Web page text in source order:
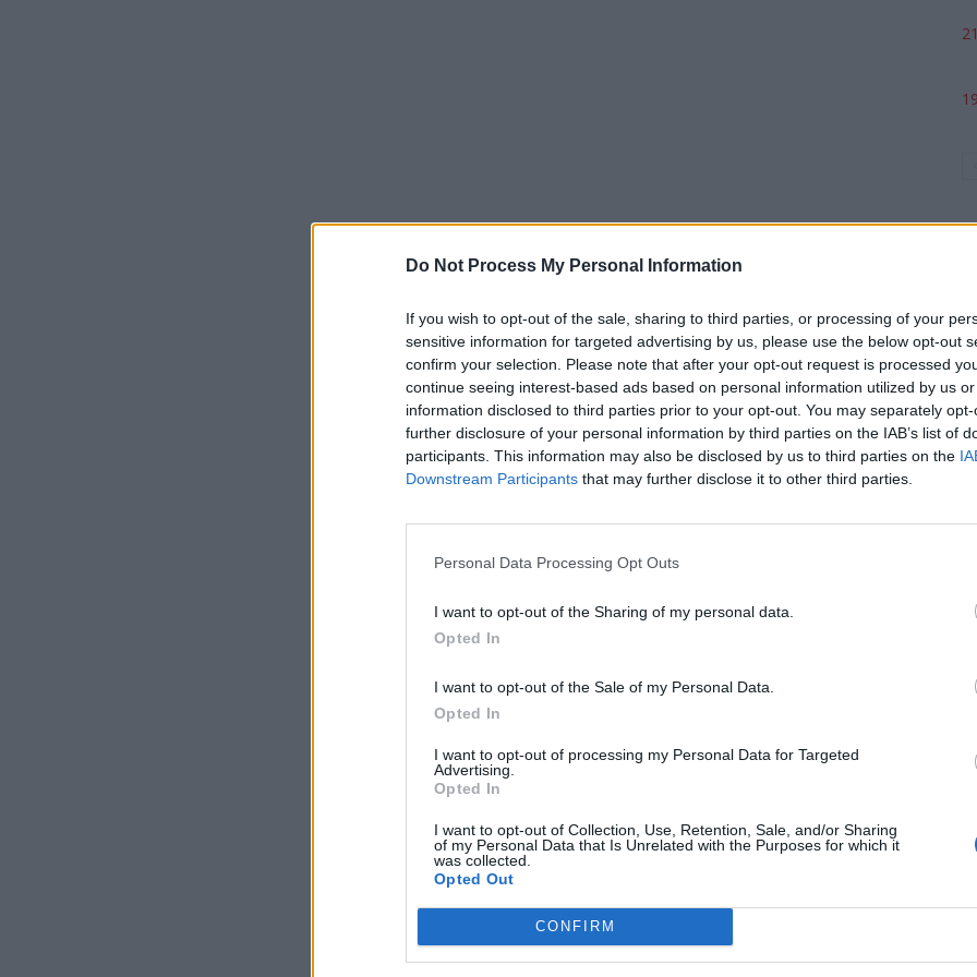
Do Not Process My Personal Information
If you wish to opt-out of the sale, sharing to third parties, or processing of your
sensitive information for targeted advertising by us, please use the below opt-out
confirm your selection. Please note that after your opt-out request is processed
continue seeing interest-based ads based on personal information utilized by us
information disclosed to third parties prior to your opt-out. You may separately
further disclosure of your personal information by third parties on the IAB’s list of
participants. This information may also be disclosed by us to third parties on the
Downstream Participants that may further disclose it to other third parties.
Personal Data Processing Opt Outs
I want to opt-out of the Sharing of my personal data.
Opted In
I want to opt-out of the Sale of my Personal Data.
Opted In
I want to opt-out of processing my Personal Data for Targeted
Advertising.
Opted In
I want to opt-out of Collection, Use, Retention, Sale, and/or Sharing
of my Personal Data that Is Unrelated with the Purposes for which it
was collected.
Opted Out
CONFIRM